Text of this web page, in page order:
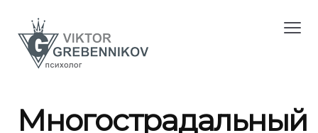
Многострадальный